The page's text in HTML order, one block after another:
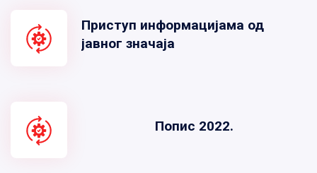
Приступ информацијама од
јавног значаја
Попис 2022.